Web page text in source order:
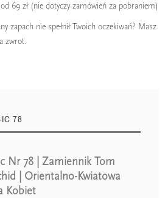
69 zł (nie dotyczy zamówień za pobraniem)
zapach nie spełnił Twoich oczekiwań? Masz
zwrot.
78
Nr 78 | Zamiennik Tom
| Orientalno-Kwiatowa
Kobiet